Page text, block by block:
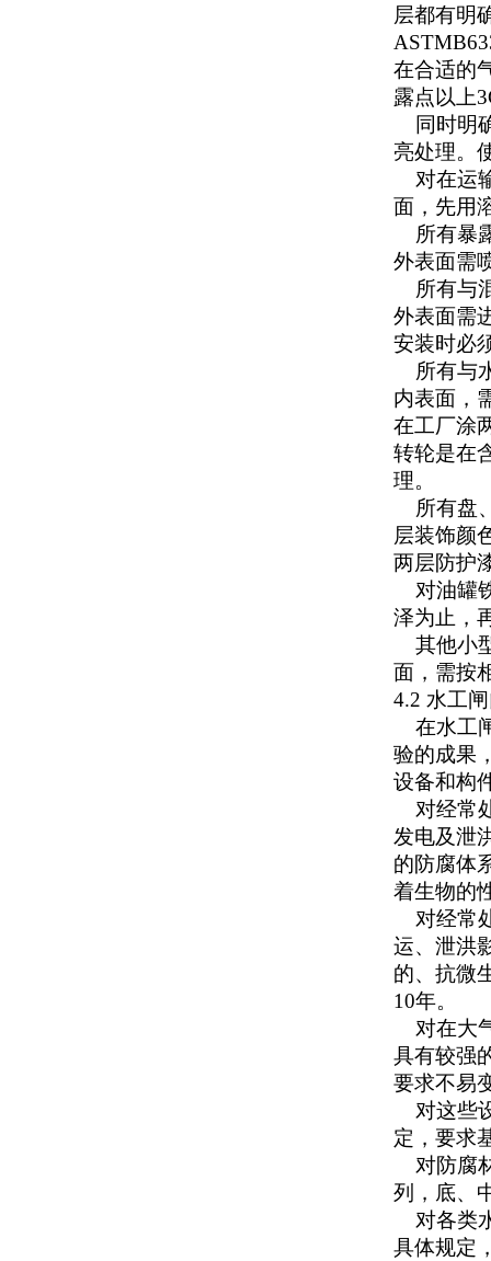
层都有明
在合适的
露点以上
同时明
亮处理。
对在运
面，先用
所有暴
外表面需
所有与
外表面需
安装时必
所有与
内表面，
在工厂涂
转轮是在
理。
所有盘
层装饰颜
两层防护
对油罐
泽为止，
其他小
面，需按
4.2 水工
在水工
验的成果
设备和构
对经常
发电及泄
的防腐体
着生物的
对经常
运、泄洪
的、抗微
10年。
对在大
具有较强
要求不易
对这些
定，要求
对防腐
列，底、
对各类
具体规定